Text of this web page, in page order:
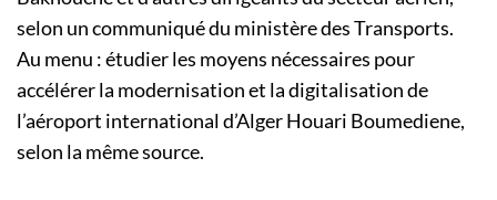
selon un communiqué du ministère des Transports.
Au menu : étudier les moyens nécessaires pour
accélérer la modernisation et la digitalisation de
l’aéroport international d’Alger Houari Boumediene,
selon la même source.